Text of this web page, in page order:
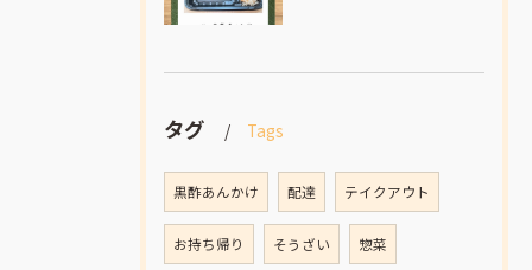
タグ Tags
黒酢あんかけ 配達 テイクアウト
お持ち帰り そうざい 惣菜